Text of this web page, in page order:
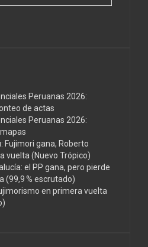
Peruanas 2026:
de actas
Peruanas 2026:
Fujimori gana, Roberto
vuelta (Nuevo Trópico)
el PP gana, pero pierde
(99,9 % escrutado)
en primera vuelta